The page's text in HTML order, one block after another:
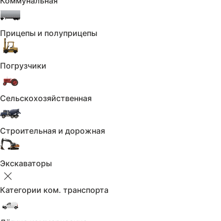
Прицепы и полуприцепы
Погрузчики
Сельскохозяйственная
Строительная и дорожная
Экскаваторы
Категории ком. транспорта
LED освещение; колёсные диски AMG 22;
подогрев и электропривод руля и передних
полный пакет ассистентов вождения
- Поможем с гарантией, постановкой на
#9030
От 50 до 150 тыс. рублей